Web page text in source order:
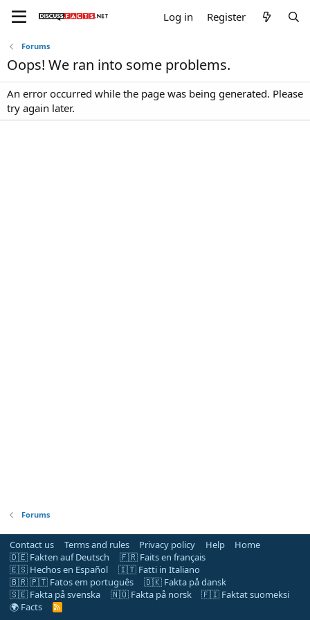
Log in Register
Forums
Oops! We ran into some problems.
An error occurred while the page was being generated. Please
try again later.
Forums
Contact us Terms and rules Privacy policy Help
Home
🇩🇪 Fakten auf Deutsch
🇫🇷 Faits en français
🇪🇸 Hechos en Español
🇮🇹 Fatti in Italiano
🇧🇷 🇵🇹 Fatos em português
🇩🇰 Fakta på dansk
🇸🇪 Fakta på svenska
🇳🇴 Fakta på norsk
🇫🇮 Faktat suomeksi
🌍 Facts
R